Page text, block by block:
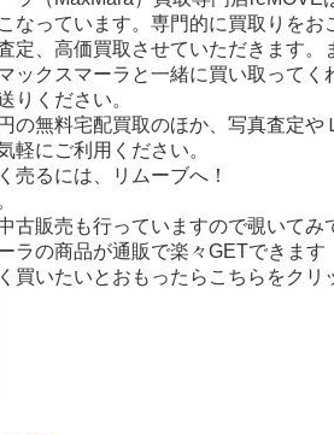
なっています。専門的に買取りをお
定、高価買取させていただきます。
ックスマーラと一緒に買い取ってく
りください。
の無料宅配買取のほか、写真査定や
軽にご利用ください。
売るには、リムーブへ！
古販売も行っていますので覗いてみ
ラの商品が通販で楽々GETできます
買いたいとおもったらこちらをクリ